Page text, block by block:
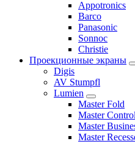
Appotronics
Barco
Panasonic
Sonnoc
Сhristie
Проекционные экраны
Digis
AV Stumpfl
Lumien
Master Fold
Master Control
Master
Master